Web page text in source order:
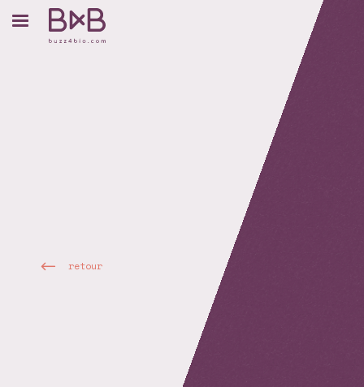
retour